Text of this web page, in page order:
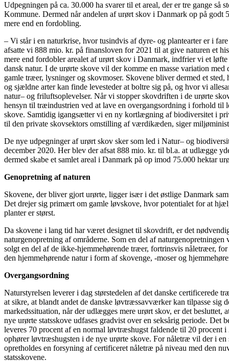
Udpegningen på ca. 30.000 ha svarer til et areal, der er tre gange så
Kommune. Dermed når andelen af urørt skov i Danmark op på godt
mere end en fordobling.
– Vi står i en naturkrise, hvor tusindvis af dyre- og plantearter er i
afsatte vi 888 mio. kr. på finansloven for 2021 til at give naturen et
mere end fordobler arealet af urørt skov i Danmark, indfrier vi et løfte
dansk natur. I de urørte skove vil der komme en masse variation med
gamle træer, lysninger og skovmoser. Skovene bliver dermed et sted,
og sjældne arter kan finde levesteder at boltre sig på, og hvor vi
natur– og friluftsoplevelser. Når vi stopper skovdriften i de urørte
hensyn til træindustrien ved at lave en overgangsordning i forhold til
skove. Samtidig igangsætter vi en ny kortlægning af biodiversitet i
til den private skovsektors omstilling af værdikæden, siger
De nye udpegninger af urørt skov sker som led i Natur– og
december 2020. Her blev der afsat 888 mio. kr. til bl.a. at udlægge
dermed skabe et samlet areal i Danmark på op imod 75.000 hektar
Genopretning af naturen
Skovene, der bliver gjort urørte, ligger især i det østlige Danmark
Det drejer sig primært om gamle løvskove, hvor potentialet for at
planter er størst.
Da skovene i lang tid har været designet til skovdrift, er det
naturgenopretning af områderne. Som en del af
solgt en del af de ikke-hjemmehørende træer, fortrinsvis nåletræer,
den hjemmehørende naturi form af skovenge, -moser og
Overgangsordning
Naturstyrelsen leverer i dag størstedelen af det danske certificerede
at sikre, at blandt andet de danske løvtræssavværker kan tilpasse sig
markedssituation, når der udlægges mere urørt skov, er det besluttet,
nye urørte statsskove udfases gradvist over en seksårig periode. Det
leveres 70 procent af en normal løvtræshugst faldende til 20 procent
ophører løvtræshugsten i de nye urørte skove. For nåletræ vil der i en
opretholdes en forsyning af certificeret nåletræ på niveau med den
statsskovene.